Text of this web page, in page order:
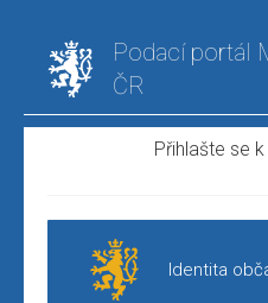
Podací portál
ČR
Přihlašte se
Identita